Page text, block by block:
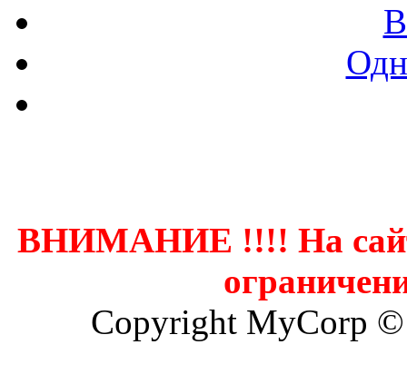
ВНИМАНИЕ !!!! На
Copyright MyCorp